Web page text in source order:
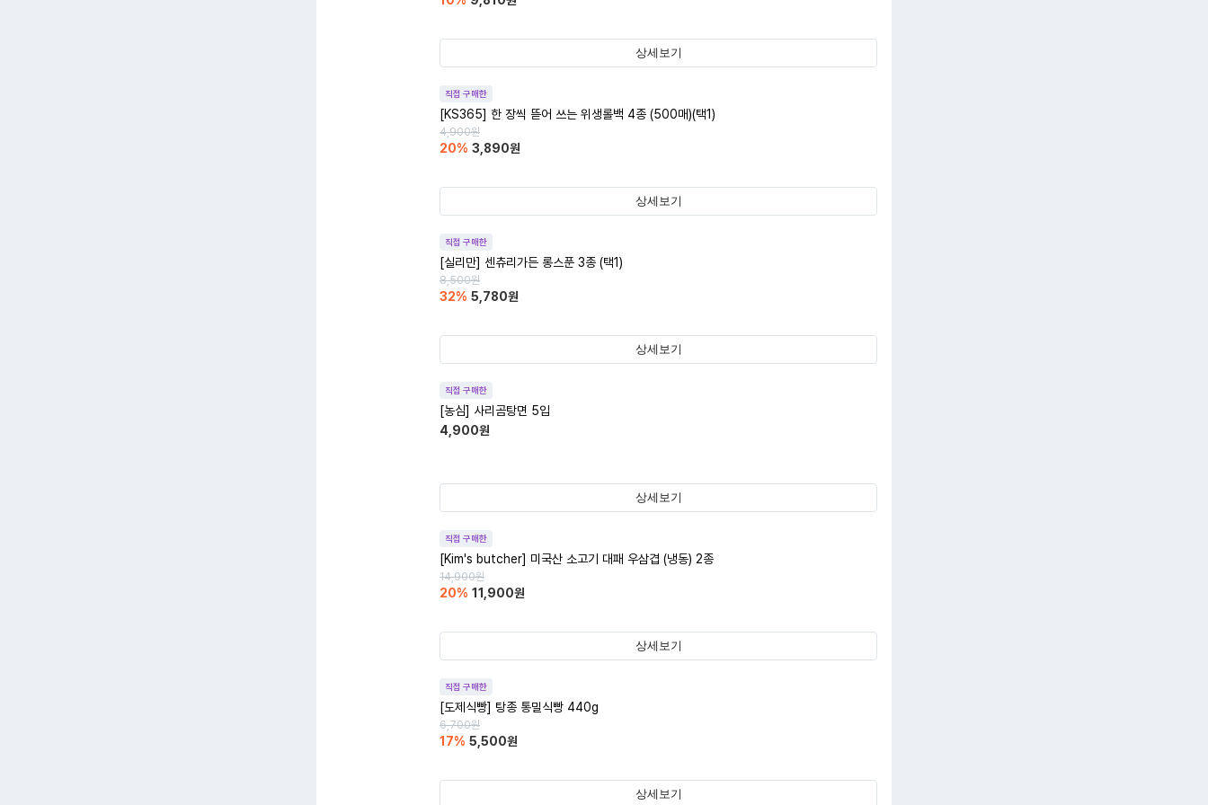
상세보기
직접 구매한
[KS365] 한 장씩 뜯어 쓰는 위생롤백 4종 (500매)(택1)
4,900원
20% 3,890원
상세보기
직접 구매한
[실리만] 센츄리가든 롱스푼 3종 (택1)
8,500원
32% 5,780원
상세보기
직접 구매한
[농심] 사리곰탕면 5입
4,900원
상세보기
직접 구매한
[Kim's butcher] 미국산 소고기 대패 우삼겹 (냉동) 2종
14,900원
20% 11,900원
상세보기
직접 구매한
[도제식빵] 탕종 통밀식빵 440g
6,700원
17% 5,500원
상세보기